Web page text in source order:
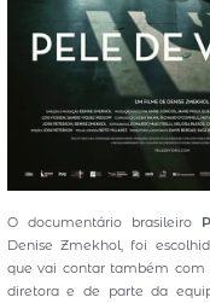
O documentário brasileiro
Denise Zmekhol, foi
que vai contar também com
diretora e de parte da